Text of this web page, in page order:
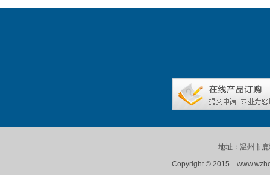
地址：温州市
Copyright © 2015